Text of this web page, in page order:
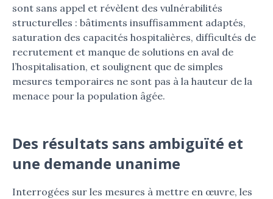
sont sans appel et révèlent des vulnérabilités
structurelles : bâtiments insuffisamment adaptés,
saturation des capacités hospitalières, difficultés de
recrutement et manque de solutions en aval de
l’hospitalisation, et soulignent que de simples
mesures temporaires ne sont pas à la hauteur de la
menace pour la population âgée.
Des résultats sans ambiguïté et
une demande unanime
Interrogées sur les mesures à mettre en œuvre, les